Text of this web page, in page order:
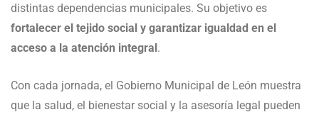
distintas dependencias municipales. Su objetivo es
fortalecer el tejido social y garantizar igualdad en el
acceso a la atención integral.
Con cada jornada, el Gobierno Municipal de León muestra
que la salud, el bienestar social y la asesoría legal pueden